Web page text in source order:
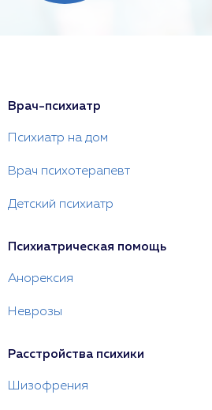
Врач-психиатр
Психиатр на дом
Врач психотерапевт
Детский психиатр
Психиатрическая помощь
Анорексия
Неврозы
Расстройства психики
Шизофрения